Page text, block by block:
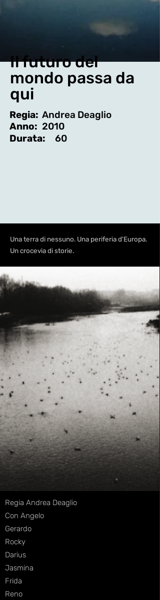
Il futuro del
mondo passa da
qui
Regia:
Anno:
Andrea Deaglio
2010
Durata:
60
Una terra di nessuno. Una periferia d'Europa.
Un crocevia di storie.
Regia Andrea Deaglio
Con Angelo
Gerardo
Rocky
Darius
Jasmina
Frida
Reno